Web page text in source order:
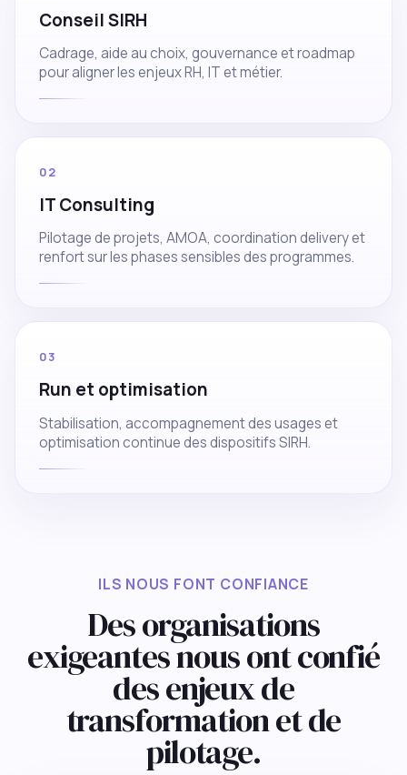
Conseil SIRH
Cadrage, aide au choix, gouvernance et roadmap
pour aligner les enjeux RH, IT et métier.
02
IT Consulting
Pilotage de projets, AMOA, coordination delivery et
renfort sur les phases sensibles des programmes.
03
Run et optimisation
Stabilisation, accompagnement des usages et
optimisation continue des dispositifs SIRH.
ILS NOUS FONT CONFIANCE
Des organisations
exigeantes nous ont confié
des enjeux de
transformation et de
pilotage.